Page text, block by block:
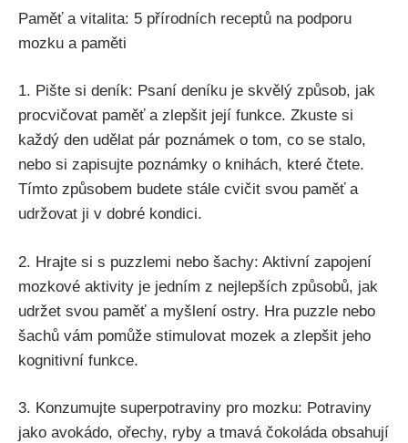
Paměť⁤ a vitalita: 5 přírodních receptů na podporu
mozku a ‌paměti
1. Pište si‌ deník: Psaní deníku je skvělý způsob, jak
procvičovat paměť a zlepšit její funkce. Zkuste si
každý den udělat ‌pár⁤ poznámek o tom, co se stalo,
nebo si zapisujte poznámky o knihách, které čtete.
Tímto způsobem⁣ budete‌ stále cvičit svou paměť a
udržovat ji v dobré kondici.
2. Hrajte si s puzzlemi nebo šachy: Aktivní zapojení
mozkové aktivity je jedním z nejlepších způsobů,⁣ jak
udržet⁢ svou paměť ⁣a ⁣myšlení ostry. Hra puzzle nebo
šachů vám pomůže stimulovat mozek a zlepšit jeho
kognitivní funkce.
3. Konzumujte superpotraviny ‍pro ⁣mozku: Potraviny
jako avokádo, ořechy, ryby a ⁣tmavá čokoláda obsahují